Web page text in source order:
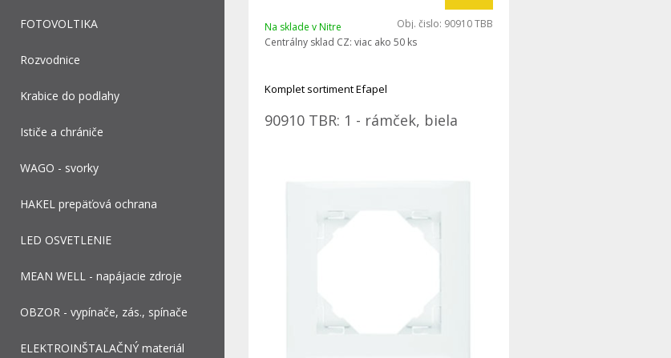
FOTOVOLTIKA
Rozvodnice
Krabice do podlahy
Ističe a chrániče
WAGO - svorky
HAKEL prepäťová ochrana
LED OSVETLENIE
MEAN WELL - napájacie zdroje
OBZOR - vypínače, zás., spínače
ELEKTROINŠTALAČNÝ materiál
Na sklade v Nitre Obj. čislo: 90910 TBB
Centrálny sklad CZ: viac ako 50 ks
Komplet sortiment Efapel
90910 TBR: 1 - rámček, biela